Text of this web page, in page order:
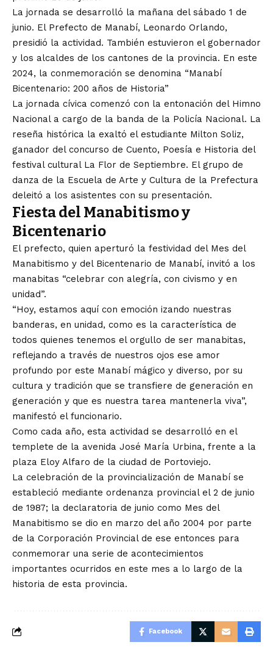
La jornada se desarrolló la mañana del sábado 1 de
junio. El Prefecto de Manabí, Leonardo Orlando,
presidió la actividad. También estuvieron el gobernador
y los alcaldes de los cantones de la provincia. En este
2024, la conmemoración se denomina “Manabí
Bicentenario: 200 años de Historia”
La jornada cívica comenzó con la entonación del Himno
Nacional a cargo de la banda de la Policía Nacional. La
reseña histórica la exaltó el estudiante Milton Soliz,
ganador del concurso de Cuento, Poesía e Historia del
festival cultural La Flor de Septiembre. El grupo de
danza de la Escuela de Arte y Cultura de la Prefectura
deleitó a los asistentes con su presentación.
Fiesta del Manabitismo y
Bicentenario
El prefecto, quien aperturó la festividad del Mes del
Manabitismo y del Bicentenario de Manabí, invitó a los
manabitas “celebrar con alegría, con civismo y en
unidad”.
“Hoy, estamos aquí con emoción izando nuestras
banderas, en unidad, como es la característica de
todos quienes tenemos el orgullo de ser manabitas,
reflejando a través de nuestros ojos ese amor
profundo por este Manabí mágico y diverso, por su
cultura y tradición que se transfiere de generación en
generación y que es nuestra tarea mantenerla viva”,
manifestó el funcionario.
Como cada año, esta actividad se desarrolló en el
templete de la avenida José María Urbina, frente a la
plaza Eloy Alfaro de la ciudad de Portoviejo.
La celebración de la provincialización de Manabí se
estableció mediante ordenanza provincial el 2 de junio
de 1987; la declaratoria de junio como Mes del
Manabitismo se dio en marzo del año 2004 por parte
de la Corporación Provincial de ese entonces para
conmemorar una serie de acontecimientos
importantes ocurridos en este mes a lo largo de la
historia de esta provincia.
Facebook